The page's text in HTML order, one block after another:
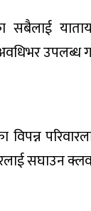
सबैलाई
उपलब्ध
विपन्न
सघाउन